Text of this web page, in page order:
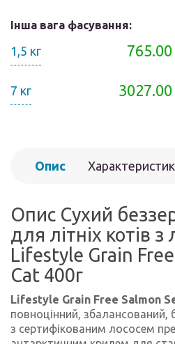
Інша вага фасування:
1,5 кг
7 кг
Опис
Опис Сухий
для літніх котів з
Lifestyle Grain
Cat 400г
Lifestyle Grain Free Salmon
повноцінний, збалансований,
з сертифікованим лососем